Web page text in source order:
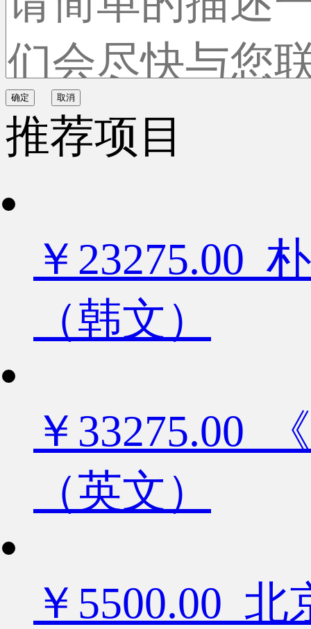
确定 取消
推荐项目
￥23275.00
（韩文）
￥33275.00
（英文）
￥5500.00